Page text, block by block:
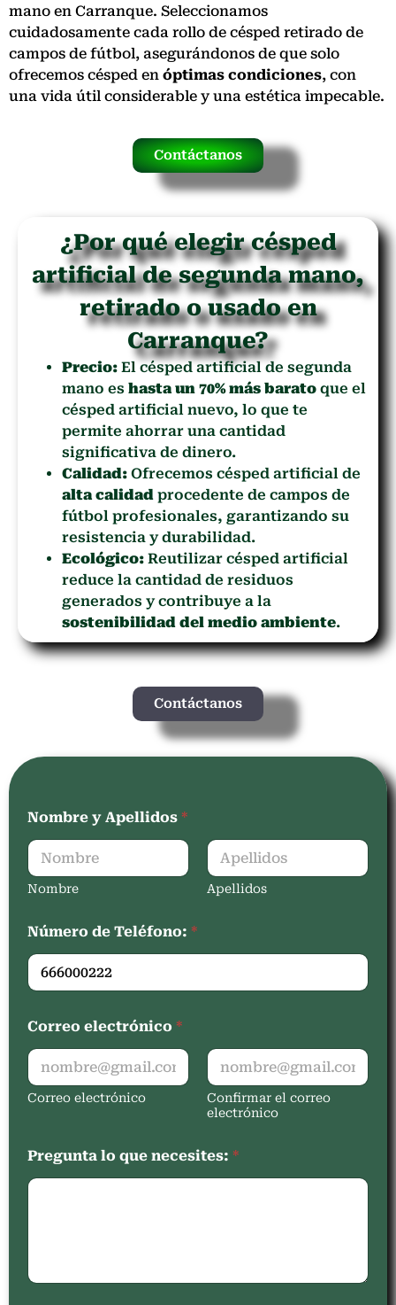
mano en Carranque. Seleccionamos
cuidadosamente cada rollo de césped retirado de
campos de fútbol, asegurándonos de que solo
ofrecemos césped en óptimas condiciones, con
una vida útil considerable y una estética impecable.
Contáctanos
¿Por qué elegir césped
artificial de segunda mano,
retirado o usado en
Carranque?
Precio: El césped artificial de segunda
mano es hasta un 70% más barato que el
césped artificial nuevo, lo que te
permite ahorrar una cantidad
significativa de dinero.
Calidad: Ofrecemos césped artificial de
alta calidad procedente de campos de
fútbol profesionales, garantizando su
resistencia y durabilidad.
Ecológico: Reutilizar césped artificial
reduce la cantidad de residuos
generados y contribuye a la
sostenibilidad del medio ambiente.
Contáctanos
Nombre y Apellidos *
Nombre Apellidos
Número de Teléfono: *
Correo electrónico *
Correo electrónico
Confirmar el correo
electrónico
Pregunta lo que necesites: *